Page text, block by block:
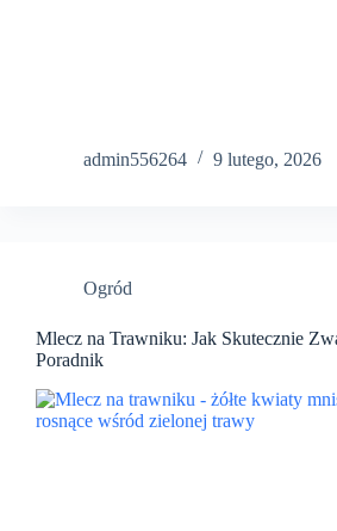
admin556264 9 lutego, 2026
Ogród
Mlecz na Trawniku: Jak Skutecznie
Poradnik